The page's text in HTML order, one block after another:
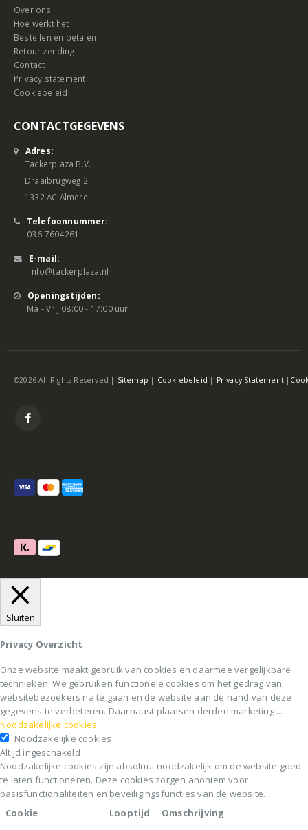
Over ons
Hoe werkt het
Bestellen en betalen
Retour zending
Contact
Privacy statement
Cookiebeleid
CONTACTGEGEVENS
Adres:
Tackerplaza B.V.
Draaibrugweg 2
1332 AC Almere
Telefoonnummer:
036-7604261
E-mail:
info@tackerplaza.nl
Openingstijden:
Ma - Vrij 08:00 - 17:00 uur
©2026 All Rights Reserved | Sitemap | Cookiebeleid | Privacy Statement |
Sluiten
Privacy Overzicht
Onze website maakt gebruik van cookies en daarmee vergelijkbare
technieken. We gebruiken functionele cookies om het gedrag van
websitebezoekers na te gaan en de website aan de hand van deze
gegevens te verbeteren. Daarnaast plaatsen derden marketing ...
Noodzakelijke cookies
Noodzakelijke cookies
Altijd ingeschakeld
Noodzakelijke cookies zijn absoluut noodzakelijk om de website goed
te laten functioneren. Deze cookies zorgen anoniem voor
basisfunctionaliteiten en beveiligingsfuncties van de website.
Cookie
Looptijd Omschrijving